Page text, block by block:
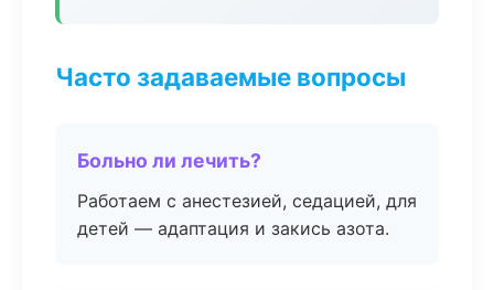
Часто задаваемые вопросы
Больно ли лечить?
Работаем с анестезией, седацией, для
детей — адаптация и закись азота.